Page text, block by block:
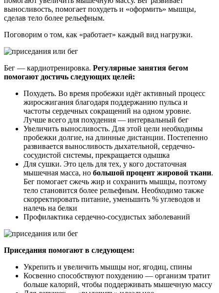
выносливость, помогает похудеть и «оформить» мышцы,
сделав тело более рельефным.
Поговорим о том, как «работает» каждый вид нагрузки.
Бег — кардиотренировка. Регулярные занятия бегом
помогают достичь следующих целей:
Похудеть. Во время пробежки идёт активный процесс
жиросжигания благодаря поддержанию пульса и
частоты сердечных сокращений на одном уровне.
Лучше всего для похудения — интервальный бег
Увеличить выносливость. Для этой цели необходимы
пробежки долгие, на длинные дистанции. Постепенно
развивается выносливость дыхательной, сердечно-
сосудистой системы, прекращается одышка
Для сушки. Это цель для тех, у кого достаточная
мышечная масса, но большой процент жировой ткани.
Бег помогает сжечь жир и сохранить мышцы, поэтому
тело становится более рельефным. Необходимо также
скорректировать питание, уменьшить % углеводов и
налечь на белки
Профилактика сердечно-сосудистых заболеваний
Приседания помогают в следующем:
Укрепить и увеличить мышцы ног, ягодиц, спины
Косвенно способствуют похудению — организм тратит
больше калорий, чтобы поддерживать мышечную массу